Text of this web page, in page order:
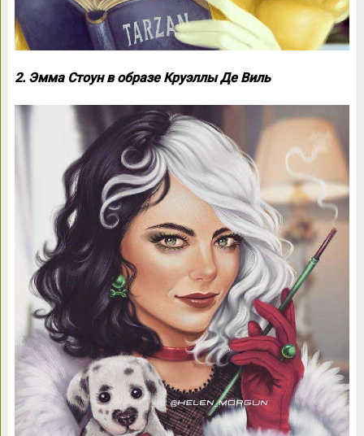
2. Эмма Стоун в образе Круэллы Де Виль